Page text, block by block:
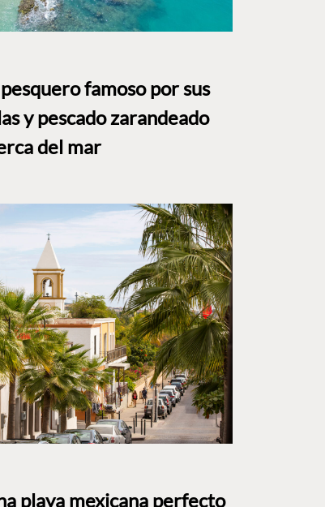
famoso por sus
y pescado zarandeado
del mar
playa mexicana perfecto